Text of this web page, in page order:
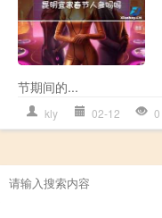
节期间的...
kly 02-12 0